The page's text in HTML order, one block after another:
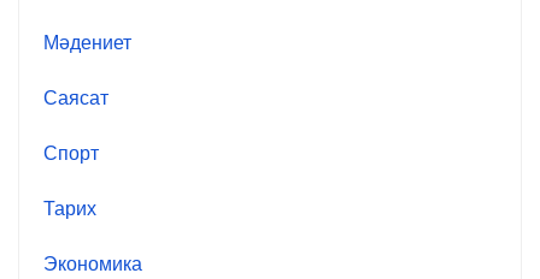
Мәдениет
Саясат
Спорт
Тарих
Экономика